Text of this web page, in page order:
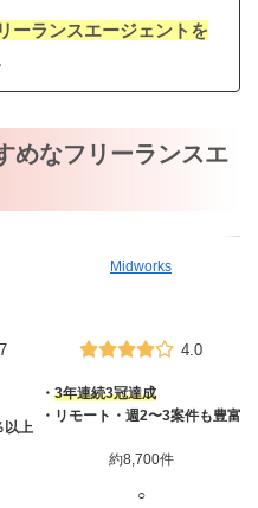
ーランスエージェントを
めなフリーランスエ
Midworks
4.0
以上
・ 3年連続3冠達成
・リモート・週2〜3案件も豊富
約8,700件
○